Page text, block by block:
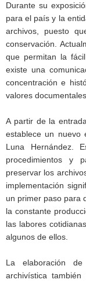
Durante su
para el país y la
archivos, puesto
conservación.
que permitan la
existe una
concentración e
valores documentales.
A partir de la
establece un nuevo
Luna Hernández.
procedimientos y
preservar los
implementación
un primer paso para
la constante
las labores
algunos de ellos.
La elaboración
archivística